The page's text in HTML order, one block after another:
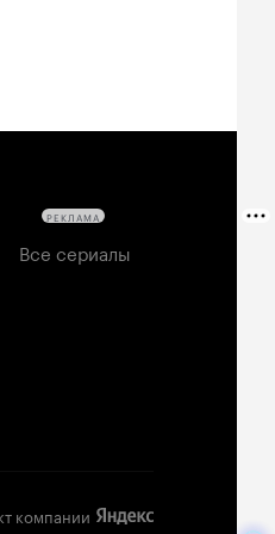
Все сериалы
компании
РЕКЛАМА